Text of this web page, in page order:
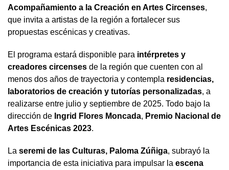
Acompañamiento a la Creación en Artes Circenses,
que invita a artistas de la región a fortalecer sus
propuestas escénicas y creativas.
El programa estará disponible para intérpretes y
creadores circenses de la región que cuenten con al
menos dos años de trayectoria y contempla residencias,
laboratorios de creación y tutorías personalizadas, a
realizarse entre julio y septiembre de 2025. Todo bajo la
dirección de Ingrid Flores Moncada, Premio Nacional de
Artes Escénicas 2023.
La seremi de las Culturas, Paloma Zúñiga, subrayó la
importancia de esta iniciativa para impulsar la escena